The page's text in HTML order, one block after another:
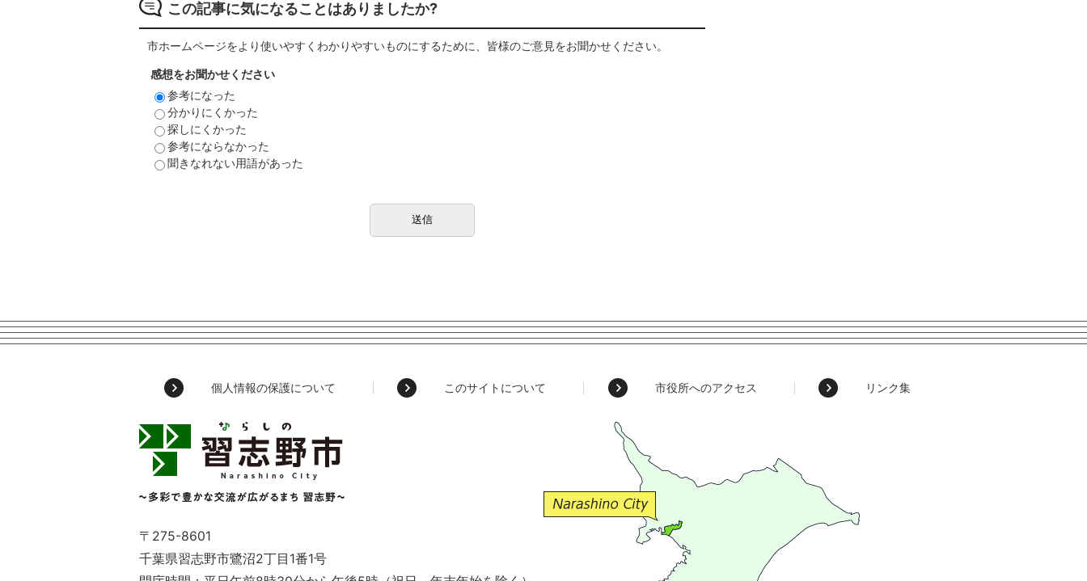
この記事に気になることはありましたか?
市ホームページをより使いやすくわかりやすいものにするために、皆様のご意見をお聞かせください。
感想をお聞かせください
参考になった
分かりにくかった
探しにくかった
参考にならなかった
聞きなれない用語があった
個人情報の保護について このサイトについて 市役所へのアクセス リンク集
習
志
Narashino
～
多
彩
〒275-8601
千葉県習志野市鷺沼2丁目1番1号